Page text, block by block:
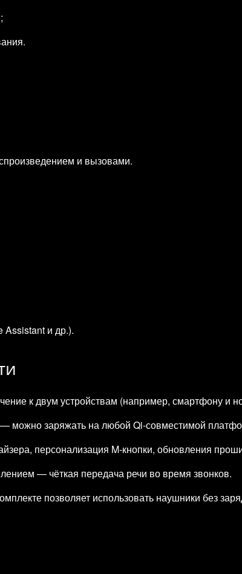
и вызовами.
Assistant и др.).
к двум устройствам (например, смартфону и
можно заряжать на любой Qi‑совместимой
персонализация M‑кнопки, обновления
— чёткая передача речи во время звонков.
позволяет использовать наушники без